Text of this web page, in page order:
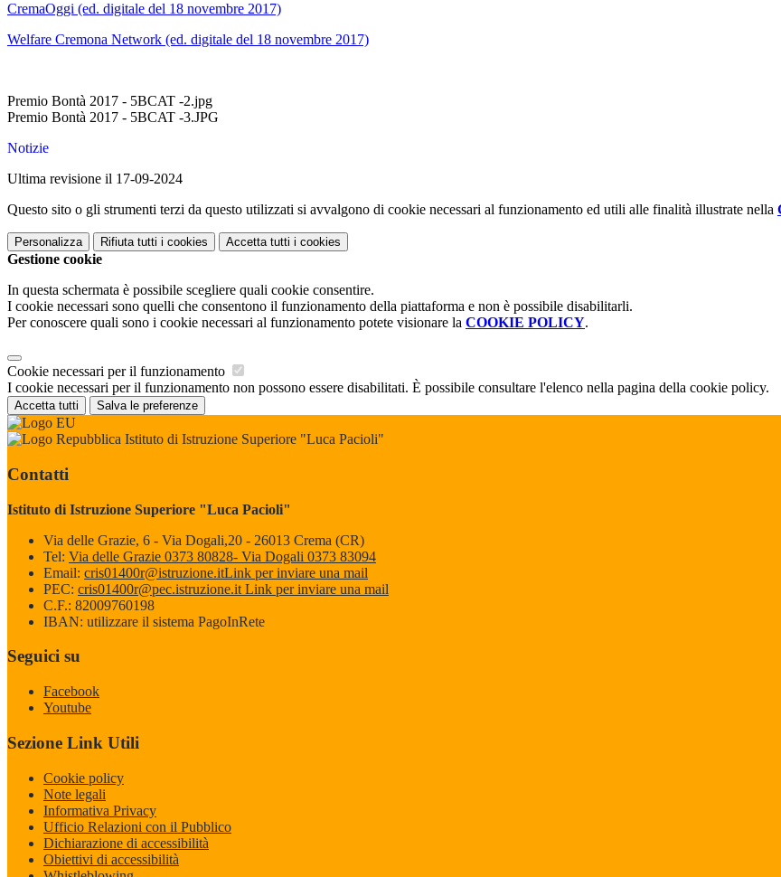
CremaOggi (ed. digitale del 18 novembre 2017)
Welfare Cremona Network (ed. digitale del 18 novembre 2017)
Premio Bontà 2017 - 5BCAT -2.jpg
Premio Bontà 2017 - 5BCAT -3.JPG
Notizie
Ultima revisione il 17-09-2024
Questo sito o gli strumenti terzi da questo utilizzati si avvalgono di cookie necessari al funzionamento ed utili alle finalità illustrate nella
Personalizza Rifiuta tutti i cookies Accetta tutti i cookies
Gestione cookie
In questa schermata è possibile scegliere quali cookie consentire.
I cookie necessari sono quelli che consentono il funzionamento della piattaforma e non è possibile disabilitarli.
Per conoscere quali sono i cookie necessari al funzionamento potete visionare la COOKIE POLICY.
Cookie necessari per il funzionamento
I cookie necessari per il funzionamento non possono essere disabilitati. È possibile consultare l'elenco nella pagina della cookie policy.
Accetta tutti Salva le preferenze
Istituto di Istruzione Superiore "Luca Pacioli"
Contatti
Istituto di Istruzione Superiore "Luca Pacioli"
Via delle Grazie, 6 - Via Dogali,20 - 26013 Crema (CR)
Tel: Via delle Grazie 0373 80828- Via Dogali 0373 83094
Email: cris01400r@istruzione.itLink per inviare una mail
PEC: cris01400r@pec.istruzione.it Link per inviare una mail
C.F.: 82009760198
IBAN: utilizzare il sistema PagoInRete
Seguici su
Facebook
Youtube
Sezione Link Utili
Cookie policy
Note legali
Informativa Privacy
Ufficio Relazioni con il Pubblico
Dichiarazione di accessibilità
Obiettivi di accessibilità